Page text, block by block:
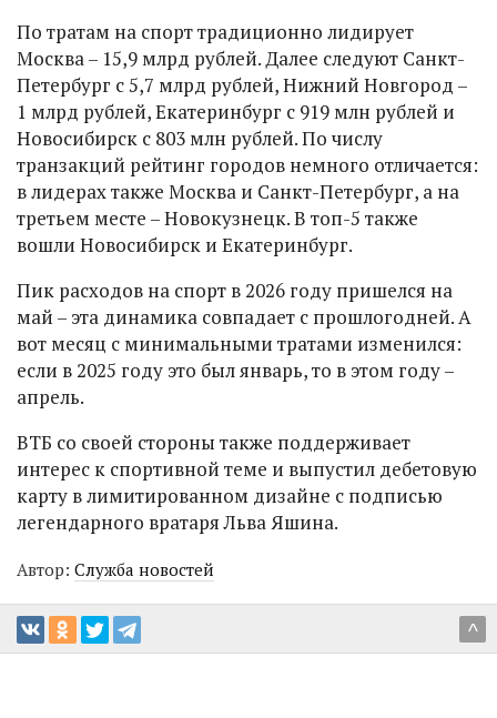
По тратам на спорт традиционно лидирует
Москва – 15,9 млрд рублей. Далее следуют Санкт-
Петербург с 5,7 млрд рублей, Нижний Новгород –
1 млрд рублей, Екатеринбург с 919 млн рублей и
Новосибирск с 803 млн рублей. По числу
транзакций рейтинг городов немного отличается:
в лидерах также Москва и Санкт-Петербург, а на
третьем месте – Новокузнецк. В топ-5 также
вошли Новосибирск и Екатеринбург.
Пик расходов на спорт в 2026 году пришелся на
май – эта динамика совпадает с прошлогодней. А
вот месяц с минимальными тратами изменился:
если в 2025 году это был январь, то в этом году –
апрель.
ВТБ со своей стороны также поддерживает
интерес к спортивной теме и выпустил дебетовую
карту в лимитированном дизайне с подписью
легендарного вратаря Льва Яшина.
Автор: Служба новостей
^